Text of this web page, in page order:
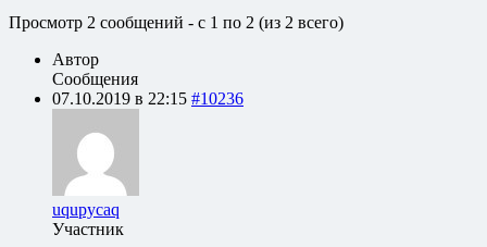
Просмотр 2 сообщений - с 1 по 2 (из 2 всего)
Автор
Сообщения
07.10.2019 в 22:15 #10236
uqupycaq
Участник